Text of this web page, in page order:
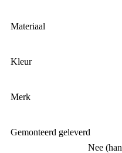
Materiaal
Kleur
Merk
Gemonteerd geleverd
Nee